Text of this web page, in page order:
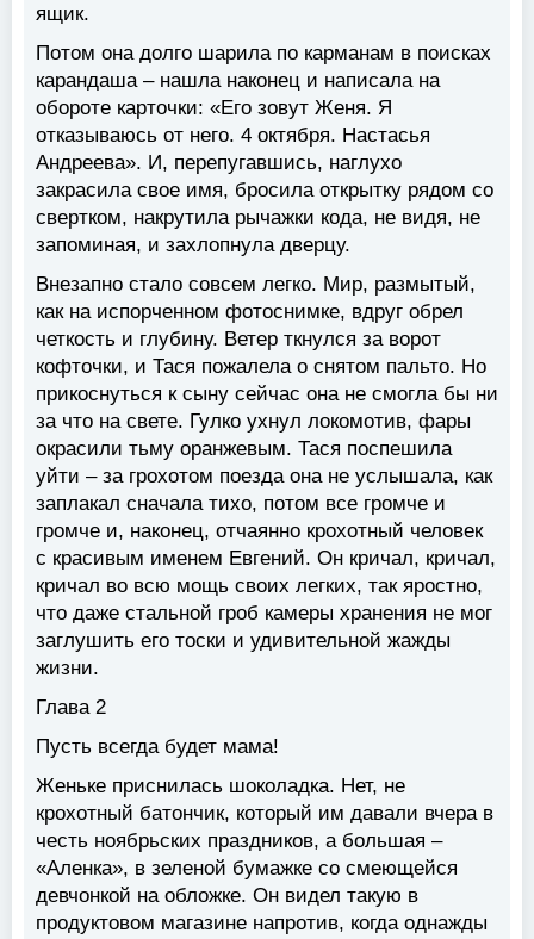
ящик.
Потом она долго шарила по карманам в поисках
карандаша – нашла наконец и написала на
обороте карточки: «Его зовут Женя. Я
отказываюсь от него. 4 октября. Настасья
Андреева». И, перепугавшись, наглухо
закрасила свое имя, бросила открытку рядом со
свертком, накрутила рычажки кода, не видя, не
запоминая, и захлопнула дверцу.
Внезапно стало совсем легко. Мир, размытый,
как на испорченном фотоснимке, вдруг обрел
четкость и глубину. Ветер ткнулся за ворот
кофточки, и Тася пожалела о снятом пальто. Но
прикоснуться к сыну сейчас она не смогла бы ни
за что на свете. Гулко ухнул локомотив, фары
окрасили тьму оранжевым. Тася поспешила
уйти – за грохотом поезда она не услышала, как
заплакал сначала тихо, потом все громче и
громче и, наконец, отчаянно крохотный человек
с красивым именем Евгений. Он кричал, кричал,
кричал во всю мощь своих легких, так яростно,
что даже стальной гроб камеры хранения не мог
заглушить его тоски и удивительной жажды
жизни.
Глава 2
Пусть всегда будет мама!
Женьке приснилась шоколадка. Нет, не
крохотный батончик, который им давали вчера в
честь ноябрьских праздников, а большая –
«Аленка», в зеленой бумажке со смеющейся
девчонкой на обложке. Он видел такую в
продуктовом магазине напротив, когда однажды